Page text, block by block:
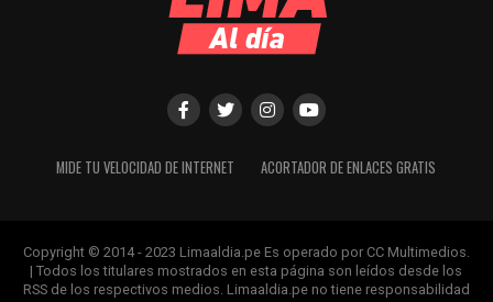
MIDE TU VELOCIDAD DE INTERNET ACORTADOR DE ENLACES GRATIS
Copyright © 2014 - 2023 Limaaldia.pe Es operado por CC Multimedios.
| Todos los titulares mostrados en esta página son leídos desde los
RSS de los respectivos medios. Limaaldia.pe no tiene responsabilidad